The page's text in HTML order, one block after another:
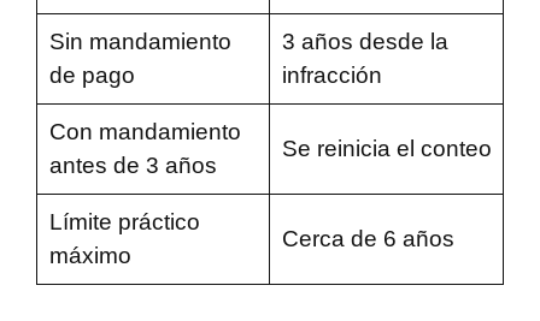
Sin mandamiento
de pago
3 años desde la
infracción
Con mandamiento
antes de 3 años
Se reinicia el conteo
Límite práctico
máximo
Cerca de 6 años